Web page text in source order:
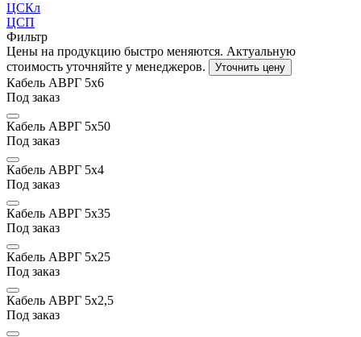
ЦСКл
ЦСП
Фильтр
Цены на продукцию быстро меняются. Актуальную
стоимость уточняйте у менеджеров.
Уточнить цену
Кабель АВРГ 5х6
Под заказ
Кабель АВРГ 5х50
Под заказ
Кабель АВРГ 5х4
Под заказ
Кабель АВРГ 5х35
Под заказ
Кабель АВРГ 5х25
Под заказ
Кабель АВРГ 5х2,5
Под заказ